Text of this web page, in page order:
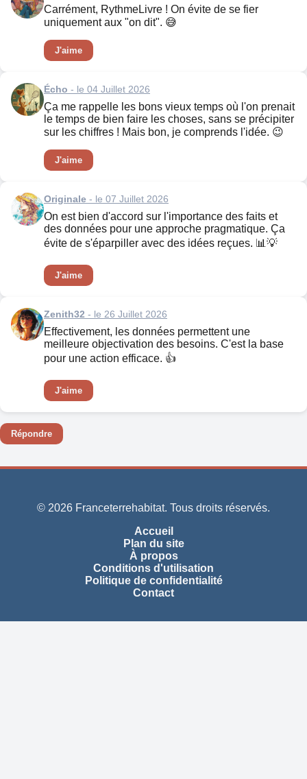
Carrément, RythmeLivre ! On évite de se fier
uniquement aux "on dit". 😅
J'aime
Écho - le 04 Juillet 2026
Ça me rappelle les bons vieux temps où l'on prenait
le temps de bien faire les choses, sans se précipiter
sur les chiffres ! Mais bon, je comprends l'idée. 😉
J'aime
Originale - le 07 Juillet 2026
On est bien d'accord sur l'importance des faits et
des données pour une approche pragmatique. Ça
évite de s'éparpiller avec des idées reçues. 📊💡
J'aime
Zenith32 - le 26 Juillet 2026
Effectivement, les données permettent une
meilleure objectivation des besoins. C'est la base
pour une action efficace. 👍
J'aime
Répondre
© 2026 Franceterrehabitat. Tous droits réservés.
Accueil
Plan du site
À propos
Conditions d'utilisation
Politique de confidentialité
Contact